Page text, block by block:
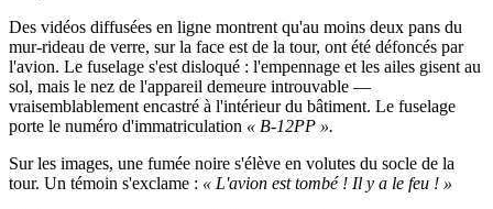
Des vidéos diffusées en ligne montrent qu'au moins deux pans du
mur-rideau de verre, sur la face est de la tour, ont été défoncés par
l'avion. Le fuselage s'est disloqué : l'empennage et les ailes gisent au
sol, mais le nez de l'appareil demeure introuvable —
vraisemblablement encastré à l'intérieur du bâtiment. Le fuselage
porte le numéro d'immatriculation « B-12PP ».
Sur les images, une fumée noire s'élève en volutes du socle de la
tour. Un témoin s'exclame : « L'avion est tombé ! Il y a le feu ! »